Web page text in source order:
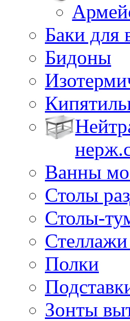
Баки для
Бидоны
Ванны
Столы
Столы-
Полки
Зонты